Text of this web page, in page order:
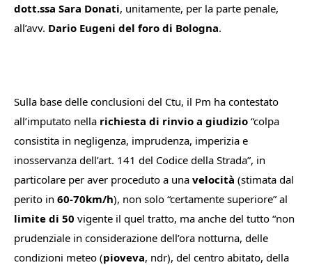
dott.ssa Sara Donati, unitamente, per la parte penale,
all’avv. Dario Eugeni del foro di Bologna.
Sulla base delle conclusioni del Ctu, il Pm ha contestato
all’imputato nella richiesta di rinvio a giudizio “colpa
consistita in negligenza, imprudenza, imperizia e
inosservanza dell’art. 141 del Codice della Strada”, in
particolare per aver proceduto a una velocità (stimata dal
perito in 60-70km/h), non solo “certamente superiore” al
limite di 50 vigente il quel tratto, ma anche del tutto “non
prudenziale in considerazione dell’ora notturna, delle
condizioni meteo (pioveva, ndr), del centro abitato, della